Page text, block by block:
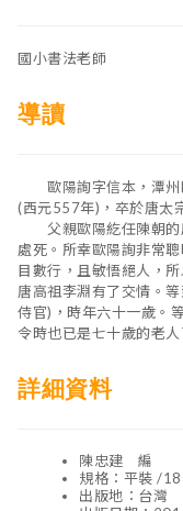
國小書法老師
導讀
歐陽詢字信本，潭州
(西元557年)，卒於唐太
父親歐陽紇任陳朝的
處死。所幸歐陽詢非常
目數行，且敏悟絕人，
唐高祖李淵有了交情。
侍官)，時年六十一歲。
令時也已是七十歲的老人
詳細資料
陳忠建 編
規格：平裝 /
出版地：台灣